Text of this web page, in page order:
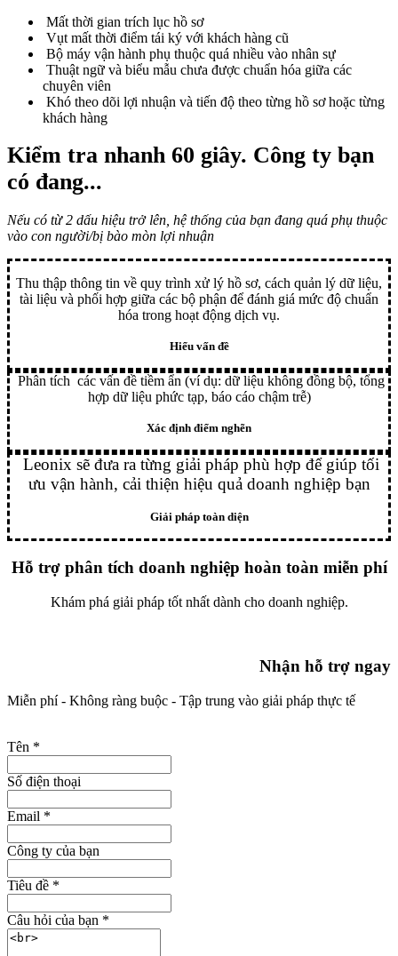
Mất thời gian trích lục hồ sơ
Vụt mất thời điểm tái ký với khách hàng cũ
Bộ máy vận hành phụ thuộc quá nhiều vào nhân sự
Thuật ngữ và biểu mẫu chưa được chuẩn hóa giữa các
chuyên viên
Khó theo dõi lợi nhuận và tiến độ theo từng hồ sơ hoặc từng
khách hàng
Kiểm tra nhanh 60 giây. Công ty bạn
có đang...
Nếu có từ 2 dấu hiệu trở lên, hệ thống của bạn đang quá phụ thuộc
vào con người/bị bào mòn lợi nhuận
Thu thập thông tin về quy trình xử lý hồ sơ, cách quản lý dữ liệu,
tài liệu và phối hợp giữa các bộ phận để đánh giá mức độ chuẩn
hóa trong hoạt động dịch vụ.
Hiểu vấn đề
Phân tích các vấn đề tiềm ẩn (ví dụ: dữ liệu không đồng bộ, tổng
hợp dữ liệu phức tạp, báo cáo chậm trễ)
Xác định điểm nghẽn
Leonix sẽ đưa ra từng giải pháp phù hợp để giúp tối
ưu vận hành, cải thiện hiệu quả doanh nghiệp bạn
Giải pháp toàn diện
Hỗ trợ phân tích doanh nghiệp hoàn toàn miễn phí
Khám phá giải pháp tốt nhất dành cho doanh nghiệp.
Nhận hỗ trợ ngay
Miễn phí - Không ràng buộc - Tập trung vào giải pháp thực tế
Tên *
Số điện thoại
Email *
Công ty của bạn
Tiêu đề *
Câu hỏi của bạn *